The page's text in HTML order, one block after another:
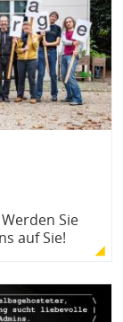
Sie
auf Sie!